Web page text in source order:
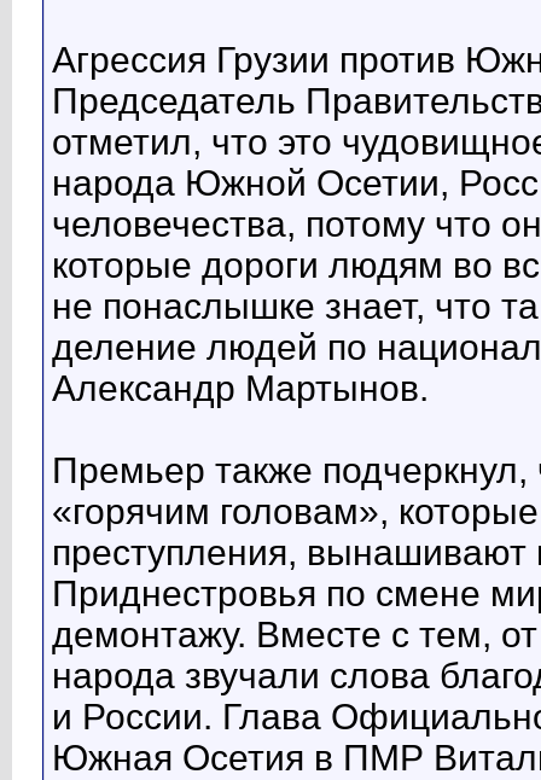
Агрессия Грузии против
Председатель
отметил, что это
народа Южной Осетии,
человечества, потому что
которые дороги людям во
не понаслышке знает, что
деление людей по
Александр Мартынов.
Премьер также подчеркнул,
«горячим головам»,
преступления,
Приднестровья по смене
демонтажу. Вместе с тем,
народа звучали слова
и России. Глава
Южная Осетия в ПМР